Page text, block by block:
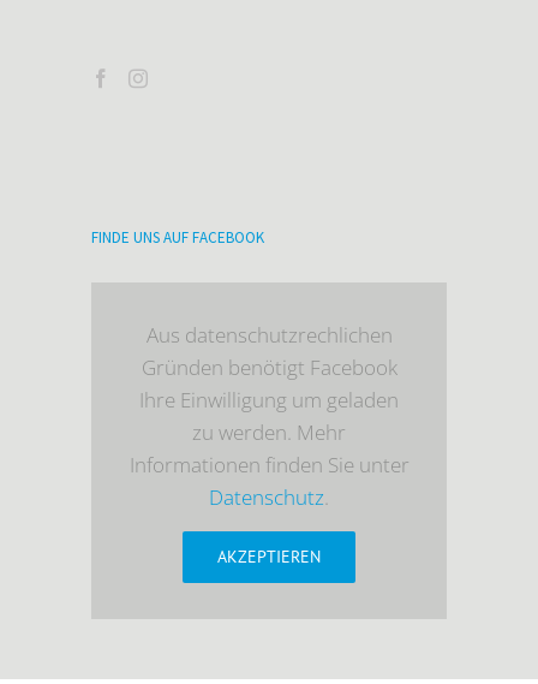
FINDE UNS AUF FACEBOOK
Aus datenschutzrechlichen
Gründen benötigt Facebook
Ihre Einwilligung um geladen
zu werden. Mehr
Informationen finden Sie unter
Datenschutz.
AKZEPTIEREN